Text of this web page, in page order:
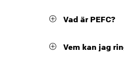
Vad är PEFC?
Vem kan jag